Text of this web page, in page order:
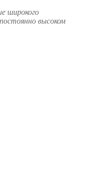
широкого
высоком